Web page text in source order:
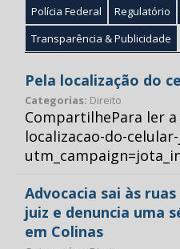
Polícia Federal
Regulatório
Transparência & Publicidade
Pela localização do
Categorias: Direito
CompartilhePara ler
localizacao-do-
Advocacia sai às
juiz e denuncia uma
em Colinas